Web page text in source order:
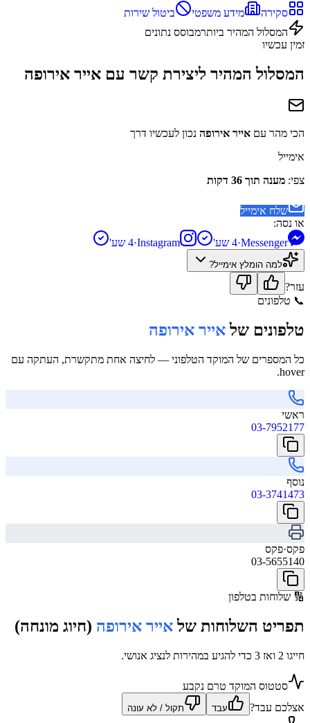
סקירה
מידע משפטי
ביטול שירות
המסלול המהיר ביותרמבוסס נתונים
זמין עכשיו
המסלול המהיר ליצירת קשר עם אייר אירופה
הכי מהר עם אייר אירופה נכון לעכשיו דרך
אימייל
צפי: מענה תוך 36 דקות
שלח אימייל
או נסה:
Messenger
·4 שע' Instagram
·4 שע'
למה הומלץ אימייל?
עזר?
📞 טלפונים
טלפונים של אייר אירופה
כל המספרים של המוקד הטלפוני — לחיצה אחת מתקשרת, העתקה עם
hover.
ראשי
03-7952177
נוסף
03-3741473
פקס·פקס
03-5655140
🔢 שלוחות בטלפון
תפריט השלוחות של אייר אירופה (חיוג מונחה)
חייגו 2 ואז 3 כדי להגיע במהירות לנציג אנושי.
סטטוס המוקד טרם נקבע
אצלכם עבד?
עבד תקול / לא עונה